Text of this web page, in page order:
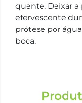
quente. Deixar a
efervescente
prótese por
boca.